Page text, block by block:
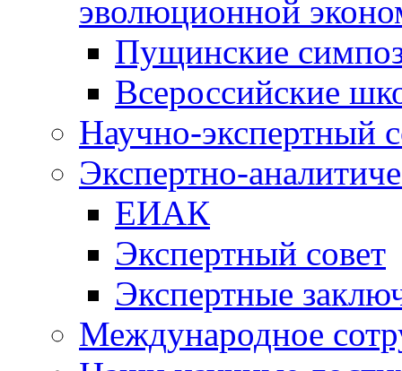
эволюционной
Пущинские
Всероссийские
Научно-экспертный
Экспертно-
ЕИАК
Экспертный совет
Экспертные
Международное